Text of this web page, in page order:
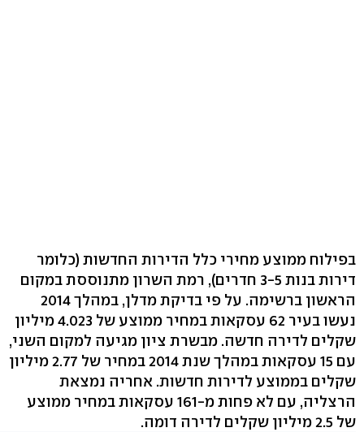
בפילוח ממוצע מחירי כלל הדירות החדשות (כלומר
דירות בנות 3-5 חדרים), רמת השרון מתנוססת במקום
הראשון ברשימה. על פי בדיקת מדלן, במהלך 2014
נעשו בעיר 62 עסקאות במחיר ממוצע של 4.023 מיליון
שקלים לדירה חדשה. מבשרת ציון מגיעה למקום השני,
עם 15 עסקאות במהלך שנת 2014 במחיר של 2.77 מיליון
שקלים בממוצע לדירות חדשות. אחריה נמצאת
הרצליה, עם לא פחות מ-161 עסקאות במחיר ממוצע
של 2.5 מיליון שקלים לדירה דומה.